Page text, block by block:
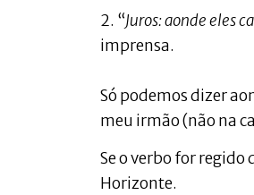
2. “Juros: aonde eles
imprensa.
Só podemos dizer
meu irmão (não na
Se o verbo for regido
Horizonte.